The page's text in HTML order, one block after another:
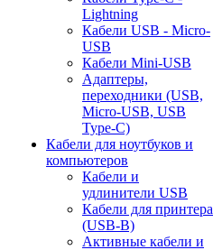
Lightning
Кабели USB - Micro-
USB
Кабели Mini-USB
Адаптеры,
переходники (USB,
Micro-USB, USB
Type-C)
Кабели для ноутбуков и
компьютеров
Кабели и
удлинители USB
Кабели для принтера
(USB-B)
Активные кабели и